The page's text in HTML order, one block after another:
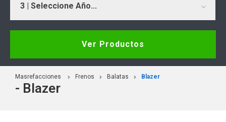
3 | Seleccione Año...
Ver Productos
Masrefacciones Frenos Balatas Blazer
- Blazer